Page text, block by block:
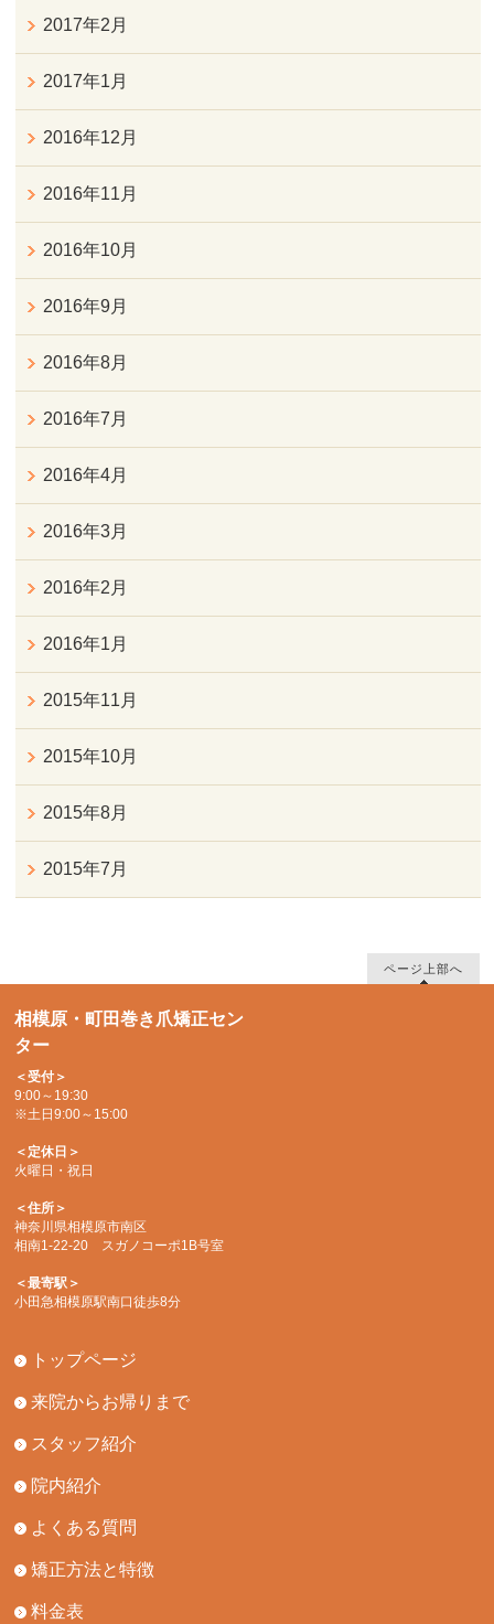
2017年2月
2017年1月
2016年12月
2016年11月
2016年10月
2016年9月
2016年8月
2016年7月
2016年4月
2016年3月
2016年2月
2016年1月
2015年11月
2015年10月
2015年8月
2015年7月
ページ上部へ
相模原・町田巻き爪矯正セン
ター
＜受付＞
9:00～19:30
※土日9:00～15:00
＜定休日＞
火曜日・祝日
＜住所＞
神奈川県相模原市南区
相南1-22-20 スガノコーポ1B号室
＜最寄駅＞
小田急相模原駅南口徒歩8分
トップページ
来院からお帰りまで
スタッフ紹介
院内紹介
よくある質問
矯正方法と特徴
料金表